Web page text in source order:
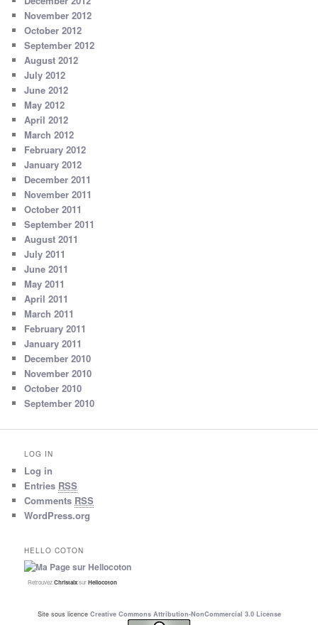
November 2012
October 2012
September 2012
August 2012
July 2012
June 2012
May 2012
April 2012
March 2012
February 2012
January 2012
December 2011
November 2011
October 2011
September 2011
August 2011
July 2011
June 2011
May 2011
April 2011
March 2011
February 2011
January 2011
December 2010
November 2010
October 2010
September 2010
LOG IN
Log in
Entries RSS
Comments RSS
WordPress.org
HELLO COTON
RetrouvezChristalxsurHellocoton
Site sous licence Creative Commons Attribution-NonCommercial 3.0 License